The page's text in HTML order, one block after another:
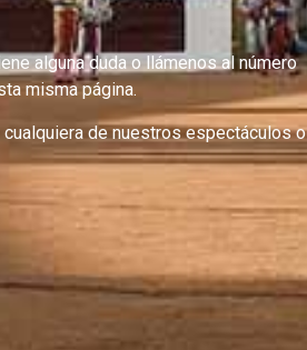
alguna duda o llámenos al número
misma página.
de nuestros espectáculos o